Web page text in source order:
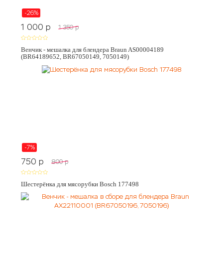
-26%
1 000 p 1 350 p
Венчик - мешалка для блендера Braun AS00004189
(BR64189652, BR67050149, 7050149)
-7%
750 p 800 p
Шестерёнка для мясорубки Bosch 177498